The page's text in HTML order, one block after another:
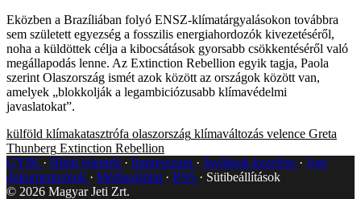
Eközben a Brazíliában folyó ENSZ-klímatárgyalásokon továbbra
sem született egyezség a fosszilis energiahordozók kivezetéséről,
noha a küldöttek célja a kibocsátások gyorsabb csökkentéséről való
megállapodás lenne. Az Extinction Rebellion egyik tagja, Paola
szerint Olaszország ismét azok között az országok között van,
amelyek „blokkolják a legambiciózusabb klímavédelmi
javaslatokat”.
külföld klímakatasztrófa olaszország klímaváltozás velence Greta
Thunberg Extinction Rebellion
GYIK
Hibát jelentek Impresszum Javítások kezelése
Jogi
dokumentumok
Médiaajánlat RSS
Sütibeállítások
© 2026 Magyar Jeti Zrt.